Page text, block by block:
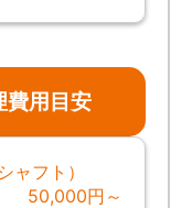
費用目安
ャフト）
50,000円～